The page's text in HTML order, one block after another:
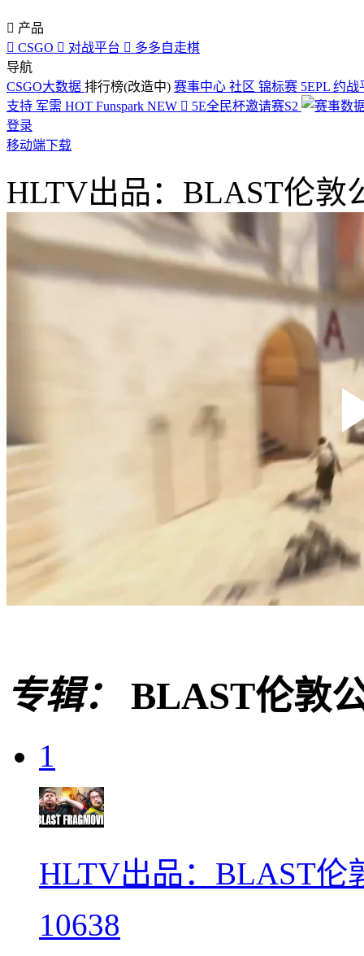
 产品
 CSGO  对战平台  多多自走棋
导航
CSGO大数据 排行榜(改造中) 赛事中心 社区 锦标赛 5EPL 约战
支持 军需 HOT Funspark NEW  5E全民杯邀请赛S2
登录
移动端下载
HLTV出品：BLAST伦敦
专辑： BLAST伦敦
1
HLTV出品：BLAST伦
10638